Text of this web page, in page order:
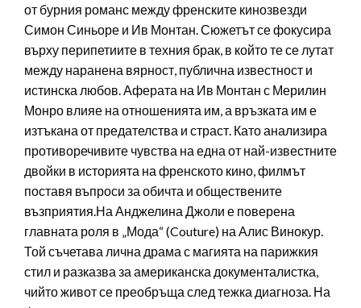
от бурния романс между френските кинозвезди
Симон Синьоре и Ив Монтан. Сюжетът се фокусира
върху перипетиите в техния брак, в който те се лутат
между наранена вярност, публична известност и
истинска любов. Аферата на Ив Монтан с Мерилин
Монро влияе на отношенията им, а връзката им е
изтъкана от предателства и страст. Като анализира
противоречивите чувства на една от най-известните
двойки в историята на френското кино, филмът
поставя въпроси за обичта и обществените
възприятия.На Анджелина Джоли е поверена
главната роля в „Мода“ (Couture) на Алис Винокур.
Той съчетава лична драма с магията на парижкия
стил и разказва за американска документалистка,
чийто живот се преобръща след тежка диагноза. На